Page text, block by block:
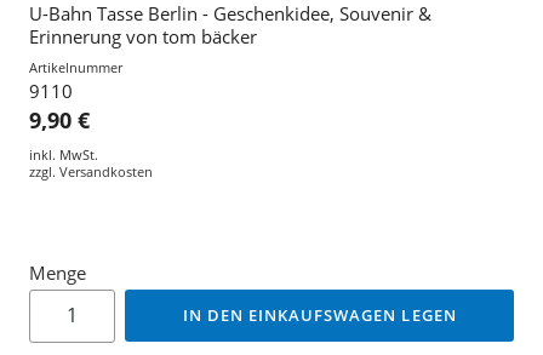
U-Bahn Tasse Berlin - Geschenkidee, Souvenir &
Erinnerung von tom bäcker
Artikelnummer
9110
9,90 €
inkl. MwSt.
zzgl. Versandkosten
Menge
IN DEN EINKAUFSWAGEN LEGEN